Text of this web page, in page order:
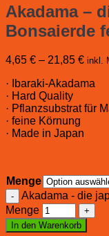
Akadama –
Bonsaierde
4,65 € – 21,85 € inkl.
· Ibaraki-Akadama
· Hard Quality
· Pflanzsubstrat für
· feine Körnung
· Made in Japan
Menge
Akadama - die
Menge
In den Warenkorb